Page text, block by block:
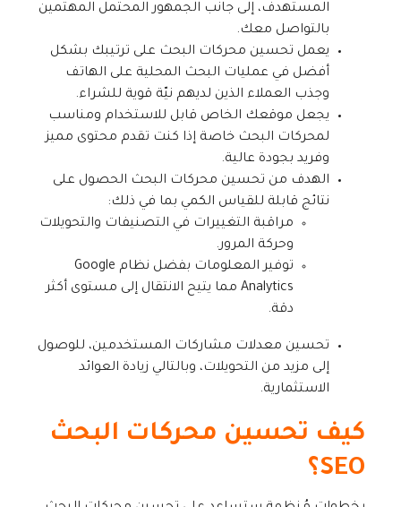
المستهدف، إلى جانب الجمهور المحتمل المهتمين
بالتواصل معك.
يعمل تحسين محركات البحث على ترتيبك بشكل
أفضل في عمليات البحث المحلية على الهاتف
وجذب العملاء الذين لديهم نيّة قوية للشراء.
يجعل موقعك الخاص قابل للاستخدام ومناسب
لمحركات البحث خاصة إذا كنت تقدم محتوى مميز
وفريد بجودة عالية.
الهدف من تحسين محركات البحث الحصول على
نتائج قابلة للقياس الكمي بما في ذلك:
مراقبة التغييرات في التصنيفات والتحويلات
وحركة المرور.
توفير المعلومات بفضل نظام Google
Analytics مما يتيح الانتقال إلى مستوى أكثر
دقة.
تحسين معدلات مشاركات المستخدمين، للوصول
إلى مزيد من التحويلات، وبالتالي زيادة العوائد
الاستثمارية.
كيف تحسين محركات البحث
SEO؟